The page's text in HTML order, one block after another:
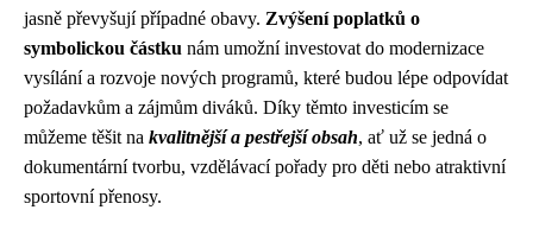
jasně převyšují případné obavy. Zvýšení poplatků o
symbolickou částku nám umožní investovat do modernizace
vysílání a rozvoje nových programů, které budou lépe odpovídat
požadavkům a zájmům diváků. Díky těmto investicím se
můžeme těšit na kvalitnější a pestřejší obsah, ať už se jedná o
dokumentární tvorbu, vzdělávací pořady pro děti nebo atraktivní
sportovní přenosy.